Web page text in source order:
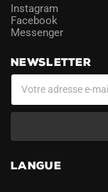
Instagram
Facebook
Messenger
NEWSLETTER
LANGUE